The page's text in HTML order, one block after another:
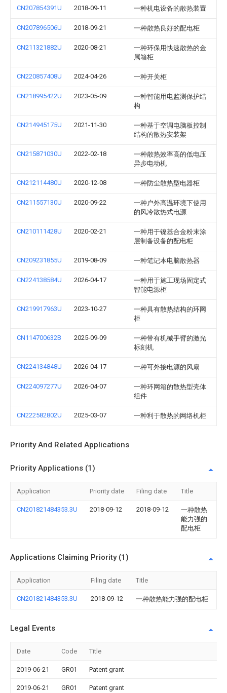
CN207854391U 2018-09-11 一种机电设备的散热装置
CN207896506U 2018-09-21 一种散热良好的配电柜
CN211321882U 2020-08-21
一种环保用快速散热的金
属箱柜
CN220857408U 2024-04-26 一种开关柜
CN218995422U 2023-05-09
一种智能用电监测保护结
构
CN214945175U 2021-11-30
一种基于空调电脑板控制
结构的散热安装架
CN215871030U 2022-02-18
一种散热效率高的低电压
异步电动机
CN212114480U 2020-12-08 一种防尘散热型电器柜
CN211557130U 2020-09-22
一种户外高温环境下使用
的风冷散热式电源
CN210111428U 2020-02-21
一种用于镍基合金粉末涂
层制备设备的配电柜
CN209231855U 2019-08-09 一种笔记本电脑散热器
CN224138584U 2026-04-17
一种用于施工现场固定式
智能电源柜
CN219917963U 2023-10-27
一种具有散热结构的环网
柜
CN114700632B 2025-09-09
一种带有机械手臂的激光
标刻机
CN224134848U 2026-04-17 一种可外接电源的风扇
CN224097277U 2026-04-07
一种环网箱的散热型壳体
组件
CN222582802U 2025-03-07 一种利于散热的网络机柜
Priority And Related Applications
Priority Applications (1)
Application Priority date Filing date Title
CN201821484353.3U 2018-09-12 2018-09-12
一种散热
能力强的
配电柜
Applications Claiming Priority (1)
Application Filing date Title
CN201821484353.3U 2018-09-12 一种散热能力强的配电柜
Legal Events
Date Code Title
2019-06-21 GR01 Patent grant
2019-06-21 GR01 Patent grant